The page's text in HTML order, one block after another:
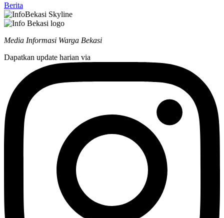
Berita
Media Informasi Warga Bekasi
Dapatkan update harian via